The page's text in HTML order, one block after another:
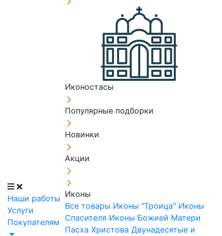
Наши работы
Услуги
Покупателям
Иконостасы
Популярные подборки
Новинки
Акции
Иконы
Все товары Иконы "Троица" Иконы
Спасителя Иконы Божией Матери
Пасха Христова Двунадесятые и